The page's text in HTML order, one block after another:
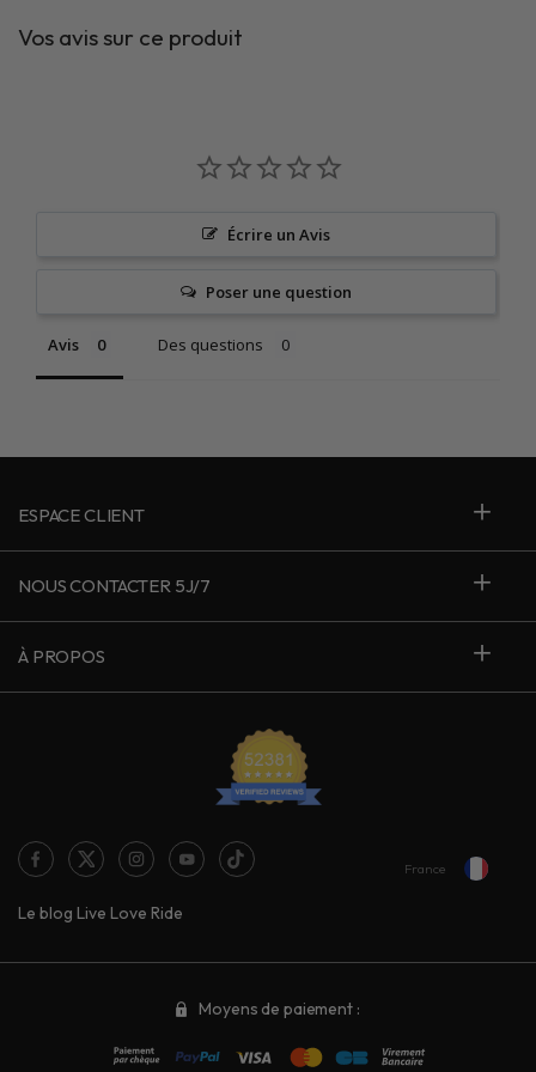
Vos avis sur ce produit
Écrire un Avis
Poser une question
Avis Des questions
ESPACE CLIENT
NOUS CONTACTER 5J/7
À PROPOS
Le blog Live Love Ride
France
Moyens de paiement :